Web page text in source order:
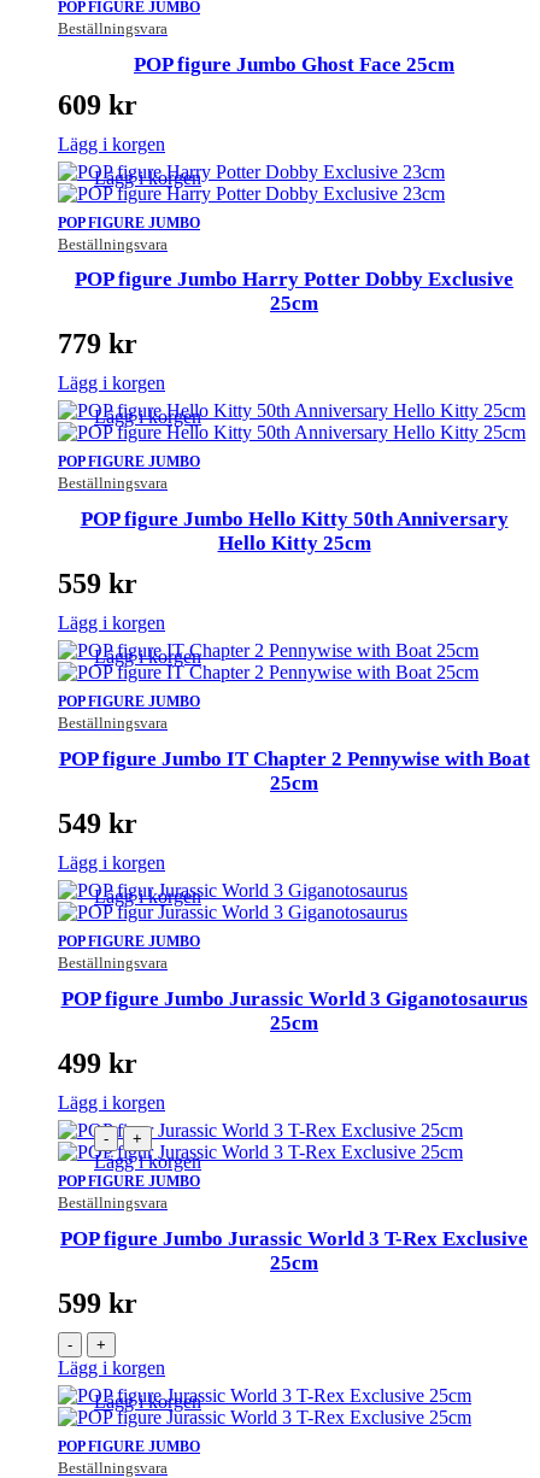
POP FIGURE JUMBO
Beställningsvara
POP figure Jumbo Ghost Face 25cm
609 kr
Lägg i korgen
POP FIGURE JUMBO
Beställningsvara
Lägg i korgen
POP figure Jumbo Harry Potter Dobby Exclusive
25cm
779 kr
Lägg i korgen
POP FIGURE JUMBO
Beställningsvara
Lägg i korgen
POP figure Jumbo Hello Kitty 50th Anniversary
Hello Kitty 25cm
559 kr
Lägg i korgen
POP FIGURE JUMBO
Beställningsvara
Lägg i korgen
POP figure Jumbo IT Chapter 2 Pennywise with Boat
25cm
549 kr
Lägg i korgen
POP FIGURE JUMBO
Beställningsvara
Lägg i korgen
POP figure Jumbo Jurassic World 3 Giganotosaurus
25cm
499 kr
Lägg i korgen
POP FIGURE JUMBO
Beställningsvara
- +
Lägg i korgen
POP figure Jumbo Jurassic World 3 T-Rex Exclusive
25cm
599 kr
- +
Lägg i korgen
POP FIGURE JUMBO
Beställningsvara
Lägg i korgen